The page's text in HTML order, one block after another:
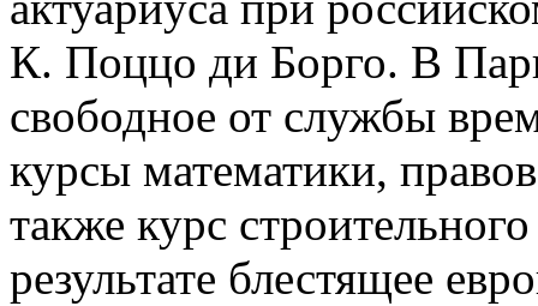
К. Поццо ди Борго. В
свободное от службы
курсы математики,
также курс
результате блестящее